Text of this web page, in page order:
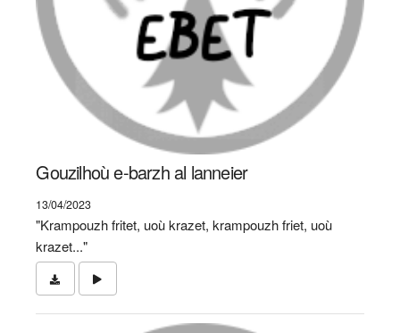
Gouzilhoù e-barzh al lanneier
13/04/2023
"Krampouzh fritet, uoù krazet, krampouzh friet, uoù
krazet..."